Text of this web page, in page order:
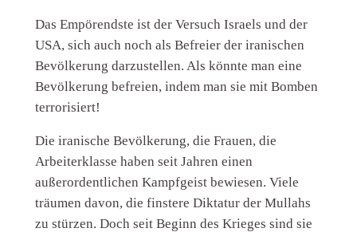
Das Empörendste ist der Versuch Israels und der
USA, sich auch noch als Befreier der iranischen
Bevölkerung darzustellen. Als könnte man eine
Bevölkerung befreien, indem man sie mit Bomben
terrorisiert!
Die iranische Bevölkerung, die Frauen, die
Arbeiterklasse haben seit Jahren einen
außerordentlichen Kampfgeist bewiesen. Viele
träumen davon, die finstere Diktatur der Mullahs
zu stürzen. Doch seit Beginn des Krieges sind sie